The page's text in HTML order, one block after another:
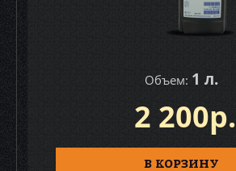
Объем: 1 л.
2 200р.
В КОРЗИНУ